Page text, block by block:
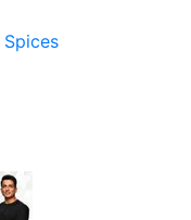
Spices